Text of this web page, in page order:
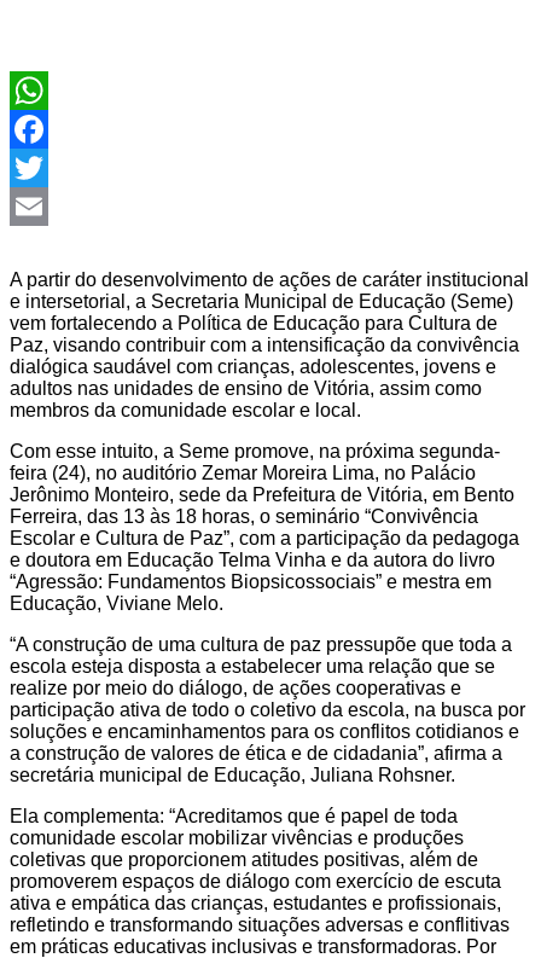
WhatsApp
Facebook
Twitter
A partir do desenvolvimento de ações de caráter institucional
e intersetorial, a Secretaria Municipal de Educação (Seme)
vem fortalecendo a Política de Educação para Cultura de
Paz, visando contribuir com a intensificação da convivência
dialógica saudável com crianças, adolescentes, jovens e
adultos nas unidades de ensino de Vitória, assim como
membros da comunidade escolar e local.
Com esse intuito, a Seme promove, na próxima segunda-
feira (24), no auditório Zemar Moreira Lima, no Palácio
Jerônimo Monteiro, sede da Prefeitura de Vitória, em Bento
Ferreira, das 13 às 18 horas, o seminário “Convivência
Escolar e Cultura de Paz”, com a participação da pedagoga
e doutora em Educação Telma Vinha e da autora do livro
“Agressão: Fundamentos Biopsicossociais” e mestra em
Educação, Viviane Melo.
“A construção de uma cultura de paz pressupõe que toda a
escola esteja disposta a estabelecer uma relação que se
realize por meio do diálogo, de ações cooperativas e
participação ativa de todo o coletivo da escola, na busca por
soluções e encaminhamentos para os conflitos cotidianos e
a construção de valores de ética e de cidadania”, afirma a
secretária municipal de Educação, Juliana Rohsner.
Ela complementa: “Acreditamos que é papel de toda
comunidade escolar mobilizar vivências e produções
coletivas que proporcionem atitudes positivas, além de
promoverem espaços de diálogo com exercício de escuta
ativa e empática das crianças, estudantes e profissionais,
refletindo e transformando situações adversas e conflitivas
em práticas educativas inclusivas e transformadoras. Por